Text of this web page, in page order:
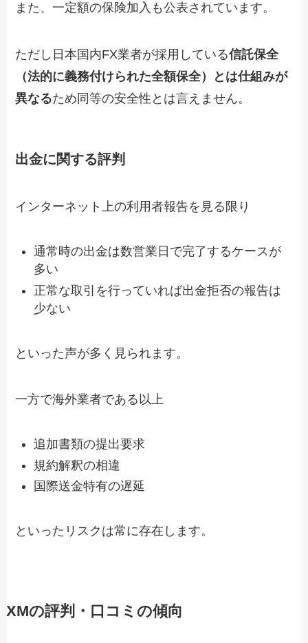
また、一定額の保険加入も公表されています。
ただし日本国内FX業者が採用している信託保全
（法的に義務付けられた全額保全）とは仕組みが
異なるため同等の安全性とは言えません。
出金に関する評判
インターネット上の利用者報告を見る限り
通常時の出金は数営業日で完了するケースが
多い
正常な取引を行っていれば出金拒否の報告は
少ない
といった声が多く見られます。
一方で海外業者である以上
追加書類の提出要求
規約解釈の相違
国際送金特有の遅延
といったリスクは常に存在します。
XMの評判・口コミの傾向